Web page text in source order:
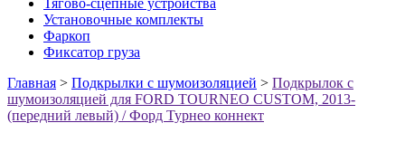
Тягово-сцепные устройства
Установочные комплекты
Фаркоп
Фиксатор груза
Главная > Подкрылки с шумоизоляцией > Подкрылок с
шумоизоляцией для FORD TOURNEO CUSTOM, 2013-
(передний левый) / Форд Турнео коннект